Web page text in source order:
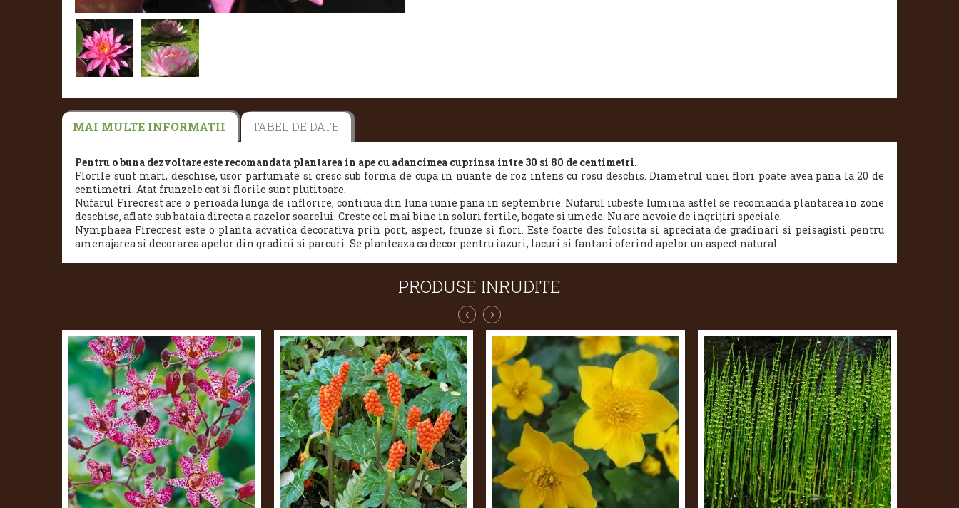
MAI MULTE INFORMATII TABEL DE DATE
Pentru o buna dezvoltare este recomandata plantarea in ape cu adancimea cuprinsa intre 30 si 80 de centimetri.
Florile sunt mari, deschise, usor parfumate si cresc sub forma de cupa in nuante de roz intens cu rosu deschis. Diametrul unei flori poate avea pana la 20 de
centimetri. Atat frunzele cat si florile sunt plutitoare.
Nufarul Firecrest are o perioada lunga de inflorire, continua din luna iunie pana in septembrie. Nufarul iubeste lumina astfel se recomanda plantarea in zone
deschise, aflate sub bataia directa a razelor soarelui. Creste cel mai bine in soluri fertile, bogate si umede. Nu are nevoie de ingrijiri speciale.
Nymphaea Firecrest este o planta acvatica decorativa prin port, aspect, frunze si flori. Este foarte des folosita si apreciata de gradinari si peisagisti pentru
amenajarea si decorarea apelor din gradini si parcuri. Se planteaza ca decor pentru iazuri, lacuri si fantani oferind apelor un aspect natural.
PRODUSE INRUDITE
‹ ›